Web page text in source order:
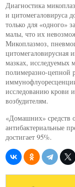
Диагностика
и цитомегаловируса
только для «одного»
малы, что их
Микоплазмоз,
мазках,
полимеразно-
исследованию крови
возбудителям.
«Домашних» средств
антибактериальные
достигает 95%.